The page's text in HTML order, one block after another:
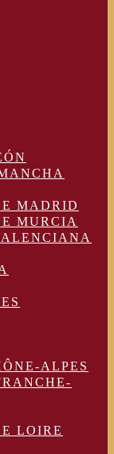
MADRID
MURCIA
ALPES
LOIRE